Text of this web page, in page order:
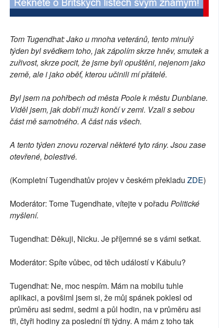
Tom Tugendhat: Jako u mnoha veteránů, tento minulý
týden byl svědkem toho, jak zápolím skrze hněv, smutek a
zuřivost, skrze pocit, že jsme byli opuštěni, nejenom jako
země, ale i jako oběť, kterou učinili mí přátelé.
Byl jsem na pohřbech od města Poole k městu Dunblane.
Viděl jsem, jak dobří muži končí v zemi. Vzali s sebou
část mě samotného. A část nás všech.
A tento týden znovu rozerval některé tyto rány. Jsou zase
otevřené, bolestivé.
(Kompletní Tugendhatův projev v českém překladu ZDE)
Moderátor: Tome Tugendhate, vítejte v pořadu Politické
myšlení.
Tugendhat: Děkuji, Nicku. Je příjemné se s vámi setkat.
Moderátor: Spíte vůbec, od těch událostí v Kábulu?
Tugendhat: Ne, moc nespím. Mám na mobilu tuhle
aplikaci, a povšiml jsem si, že můj spánek poklesl od
průměru asi sedmi, sedmi a půl hodin, na v průměru asi
tři, čtyři hodiny za poslední tři týdny. A mám z toho tak